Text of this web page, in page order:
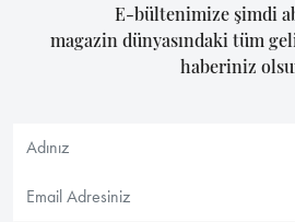
E-bültenimize şimdi
magazin dünyasındaki tüm
haberiniz